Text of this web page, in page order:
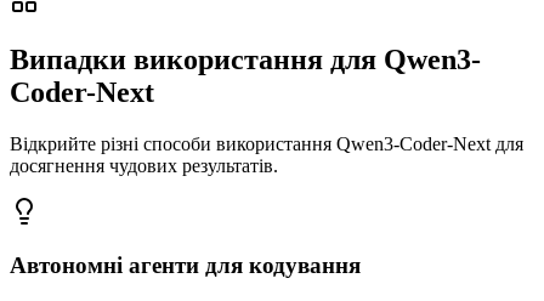
Випадки використання для Qwen3-
Coder-Next
Відкрийте різні способи використання Qwen3-Coder-Next для
досягнення чудових результатів.
Автономні агенти для кодування